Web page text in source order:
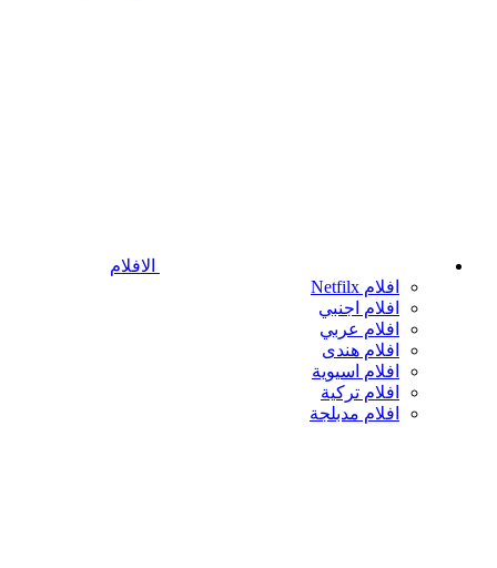
الافلام
افلام Netfilx
افلام اجنبي
افلام عربي
افلام هندى
افلام اسيوية
افلام تركية
افلام مدبلجة